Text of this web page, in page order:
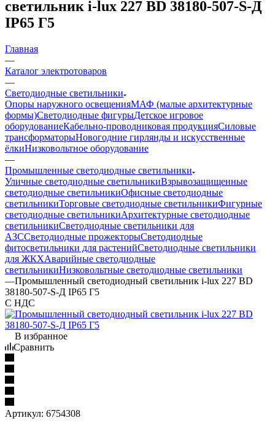
светильник i-lux 227 BD 38180-507-S-Д
IP65 Г5
Главная
—
Каталог электротоваров
—
Светодиодные светильники
Опоры наружного освещенияМАФ (малые архитектурные
формы)Светодиодные фигурыДетское игровое
оборудованиеКабельно-проводниковая продукцияСиловые
трансформаторыНовогодние гирлянды и искусственные
ёлкиНизковольтное оборудование
—
Промышленные светодиодные светильники
Уличные светодиодные светильникиВзрывозащищенные
светодиодные светильникиОфисные светодиодные
светильникиТорговые светодиодные светильникиФигурные
светодиодные светильникиАрхитектурные светодиодные
светильникиСветодиодные светильники для
АЗССветодиодные прожекторыСветодиодные
фитосветильники для растенийСветодиодные светильники
для ЖКХАварийные светодиодные
светильникиНизковольтные светодиодные светильники
—Промышленный светодиодный светильник i-lux 227 BD
38180-507-S-Д IP65 Г5
С НДС
В избранное
Сравнить
Артикул: 6754308